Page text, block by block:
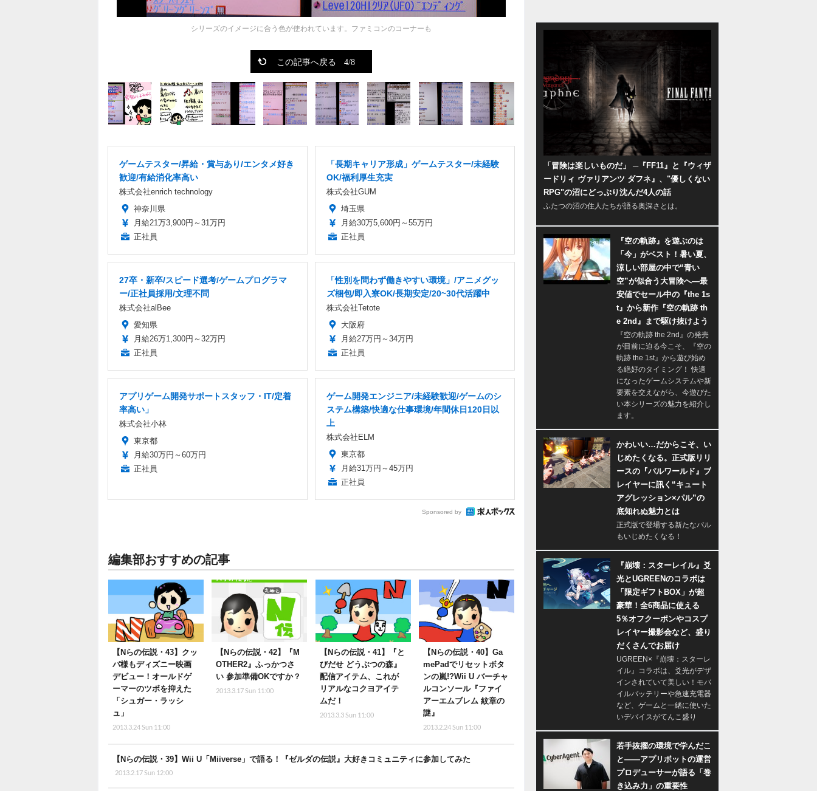
シリーズのイメージに合う色が使われています。ファミコンのコーナーも
この記事へ戻る 4/8
ゲームテスター/昇給・賞与あり/エンタメ好き
歓迎/有給消化率高い
株式会社enrich technology
神奈川県
月給21万3,900円～31万円
正社員
「長期キャリア形成」ゲームテスター/未経験
OK/福利厚生充実
株式会社GUM
埼玉県
月給30万5,600円～55万円
正社員
27卒・新卒/スピード選考/ゲームプログラマ
ー/正社員採用/文理不問
株式会社alBee
愛知県
月給26万1,300円～32万円
正社員
「性別を問わず働きやすい環境」/アニメグッ
ズ梱包/即入寮OK/長期安定/20~30代活躍中
株式会社Tetote
大阪府
月給27万円～34万円
正社員
アプリゲーム開発サポートスタッフ・IT/定着
率高い」
株式会社小林
東京都
月給30万円～60万円
正社員
ゲーム開発エンジニア/未経験歓迎/ゲームのシ
ステム構築/快適な仕事環境/年間休日120日以
上
株式会社ELM
東京都
月給31万円～45万円
正社員
Sponsored by
編集部おすすめの記事
【Nらの伝説・43】クッ
パ様もディズニー映画
デビュー！オールドゲ
ーマーのツボを抑えた
「シュガー・ラッシ
ュ」
2013.3.24 Sun 11:00
【Nらの伝説・42】『M
OTHER2』ふっかつさ
い 参加準備OKですか？
2013.3.17 Sun 11:00
【Nらの伝説・41】『と
びだせ どうぶつの森』
配信アイテム、これが
リアルなコクヨアイテ
ムだ！
2013.3.3 Sun 11:00
【Nらの伝説・40】Ga
mePadでリセットボタ
ンの嵐!?Wii U バーチャ
ルコンソール『ファイ
アーエムブレム 紋章の
謎』
2013.2.24 Sun 11:00
【Nらの伝説・39】Wii U「Miiverse」で語る！『ゼルダの伝説』大好きコミュニティに参加してみた
2013.2.17 Sun 12:00
「冒険は楽しいものだ」 ─『FF11』と『ウィザ
ードリィ ヴァリアンツ ダフネ』、"優しくない
RPG"の沼にどっぷり沈んだ4人の話
ふたつの沼の住人たちが語る奥深さとは。
『空の軌跡』を遊ぶのは
「今」がベスト！暑い夏、
涼しい部屋の中で“青い
空”が似合う大冒険へ―最
安値でセール中の『the 1s
t』から新作『空の軌跡 th
e 2nd』まで駆け抜けよう
『空の軌跡 the 2nd』の発売
が目前に迫る今こそ、『空の
軌跡 the 1st』から遊び始め
る絶好のタイミング！ 快適
になったゲームシステムや新
要素を交えながら、今遊びた
い本シリーズの魅力を紹介し
ます。
かわいい…だからこそ、い
じめたくなる。正式版リリ
ースの『パルワールド』プ
レイヤーに訊く“キュート
アグレッション×パル”の
底知れぬ魅力とは
正式版で登場する新たなパル
もいじめたくなる！
『崩壊：スターレイル』爻
光とUGREENのコラボは
「限定ギフトBOX」が超
豪華！全6商品に使える
5％オフクーポンやコスプ
レイヤー撮影会など、盛り
だくさんでお届け
UGREEN×『崩壊：スターレ
イル』コラボは、爻光がデザ
インされていて美しい！モバ
イルバッテリーや急速充電器
など、ゲームと一緒に使いた
いデバイスがてんこ盛り
若手抜擢の環境で学んだこ
と――アプリボットの運営
プロデューサーが語る「巻
き込み力」の重要性